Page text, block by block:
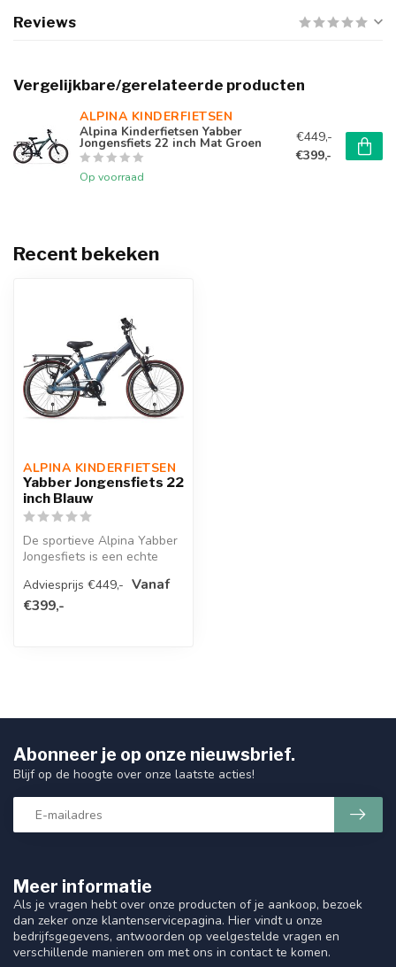
Reviews
Vergelijkbare/gerelateerde producten
ALPINA KINDERFIETSEN
Alpina Kinderfietsen Yabber
Jongensfiets 22 inch Mat Groen
Op voorraad
€449,-
€399,-
Recent bekeken
ALPINA KINDERFIETSEN
Yabber Jongensfiets 22
inch Blauw
De sportieve Alpina Yabber
Jongesfiets is een echte
op...
Adviesprijs €449,- Vanaf
€399,-
Meer informatie
Als je vragen hebt over onze producten of je aankoop, bezoek
dan zeker onze klantenservicepagina. Hier vindt u onze
bedrijfsgegevens, antwoorden op veelgestelde vragen en
verschillende manieren om met ons in contact te komen.
Abonneer je op onze nieuwsbrief.
Blijf op de hoogte over onze laatste acties!